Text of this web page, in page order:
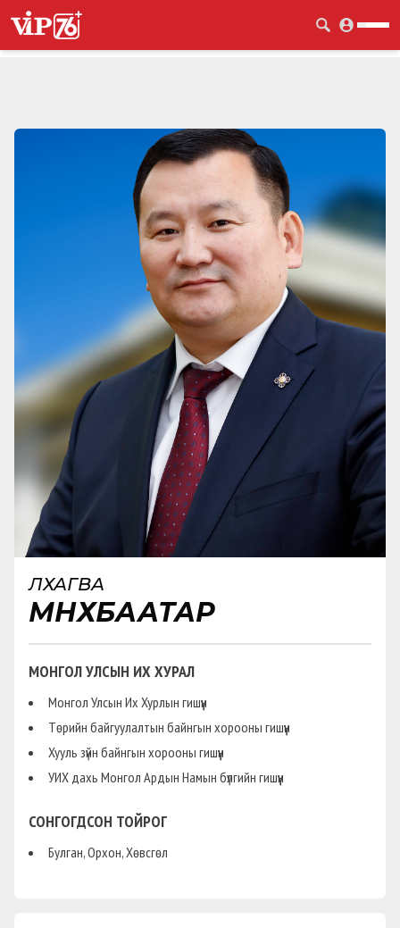
ЛХАГВА
МӨНХБААТАР
МОНГОЛ УЛСЫН ИХ ХУРАЛ
Монгол Улсын Их Хурлын гишүүн
Төрийн байгуулалтын байнгын хорооны гишүүн
Хууль зүйн байнгын хорооны гишүүн
УИХ дахь Монгол Ардын Намын бүлгийн гишүүн
СОНГОГДСОН ТОЙРОГ
Булган, Орхон, Хөвсгөл